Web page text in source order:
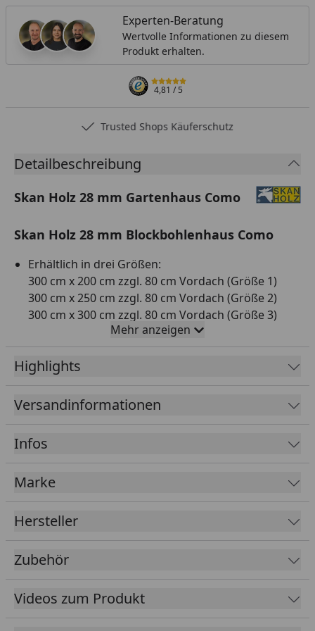
Experten-Beratung
Wertvolle Informationen zu diesem
Produkt erhalten.
4,81/ 5
Trusted Shops Käuferschutz
Detailbeschreibung
Skan Holz 28 mm Gartenhaus Como
Skan Holz 28 mm Blockbohlenhaus Como
Erhältlich in drei Größen:
300 cm x 200 cm zzgl. 80 cm Vordach (Größe 1)
300 cm x 250 cm zzgl. 80 cm Vordach (Größe 2)
300 cm x 300 cm zzgl. 80 cm Vordach (Größe 3)
28 mm Blockbohlen für die Wände
19 mm Profilholz Dach
19 mm Holzdielen Fußboden
60 x 60 mm starke imprägnierte Grundlager
Nadelholz, unbehandelt
Technisch getrocknetes Vollholz
1 Lage Dachpappe inklusive (zusätzliche
Eindeckung notwendig)
Drehfenster mit Einfachverglasung
Türschloss mit Schließzylinder und 3 Schlüsseln
Schneelast: sk = 0,75 kN/m²
Tipp: Unter folgendem
Kaufberater, der Ihnen erklärt, welches Zubehör
Mehr anzeigen
Highlights
Versandinformationen
Infos
Marke
Hersteller
Zubehör
Videos zum Produkt